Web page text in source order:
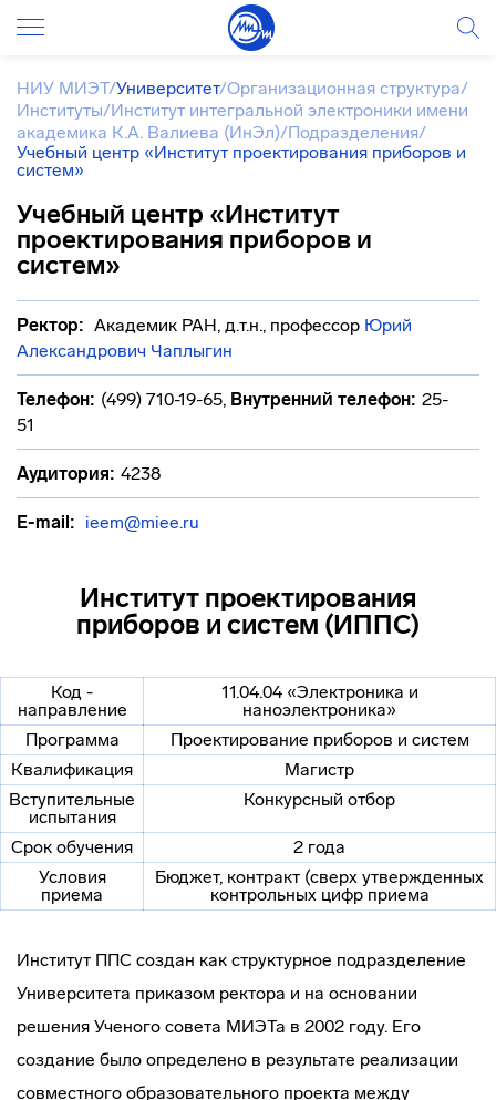
НИУ МИЭТ/Университет/Организационная структура/
Институты/Институт интегральной электроники имени
академика К.А. Валиева (ИнЭл)/Подразделения/
Учебный центр «Институт проектирования приборов и
систем»
Учебный центр «Институт
проектирования приборов и
систем»
Ректор: Академик РАН, д.т.н., профессор Юрий
Александрович Чаплыгин
Телефон: (499) 710-19-65, Внутренний телефон: 25-
51
Аудитория: 4238
E-mail: ieem@miee.ru
Институт проектирования
приборов и систем (ИППС)
Код -
направление
11.04.04 «Электроника и
наноэлектроника»
Программа
Проектирование приборов и систем
Квалификация
Магистр
Вступительные
испытания
Конкурсный отбор
Срок обучения
2 года
Условия
приема
Бюджет, контракт (сверх утвержденных
контрольных цифр приема
Институт ППС создан как структурное подразделение
Университета приказом ректора и на основании
решения Ученого совета МИЭТа в 2002 году. Его
создание было определено в результате реализации
совместного образовательного проекта между